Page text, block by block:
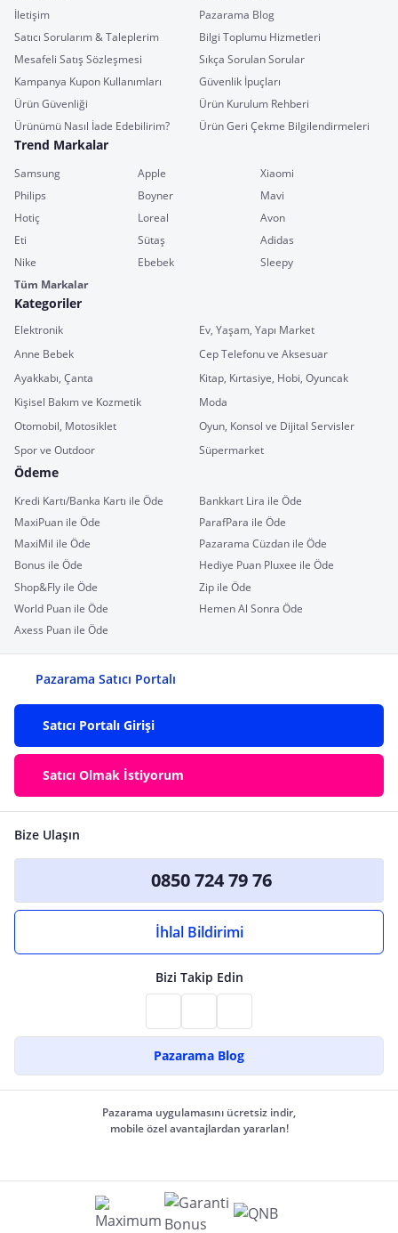
İletişim
Pazarama Blog
Satıcı Sorularım & Taleplerim
Bilgi Toplumu Hizmetleri
Mesafeli Satış Sözleşmesi
Sıkça Sorulan Sorular
Kampanya Kupon Kullanımları
Güvenlik İpuçları
Ürün Güvenliği
Ürün Kurulum Rehberi
Ürünümü Nasıl İade Edebilirim?
Ürün Geri Çekme Bilgilendirmeleri
Trend Markalar
Samsung Apple
Xiaomi
Philips
Boyner
Mavi
Hotiç
Loreal
Avon
Eti
Sütaş
Adidas
Nike
Ebebek
Sleepy
Tüm Markalar
Kategoriler
Elektronik
Ev, Yaşam, Yapı Market
Anne Bebek
Cep Telefonu ve Aksesuar
Ayakkabı, Çanta
Kitap, Kırtasiye, Hobi, Oyuncak
Kişisel Bakım ve Kozmetik
Moda
Otomobil, Motosiklet
Oyun, Konsol ve Dijital Servisler
Spor ve Outdoor
Süpermarket
Ödeme
Kredi Kartı/Banka Kartı ile Öde
Bankkart Lira ile Öde
MaxiPuan ile Öde
ParafPara ile Öde
MaxiMil ile Öde
Pazarama Cüzdan ile Öde
Bonus ile Öde
Hediye Puan Pluxee ile Öde
Shop&Fly ile Öde
Zip ile Öde
World Puan ile Öde
Hemen Al Sonra Öde
Axess Puan ile Öde
Pazarama Satıcı Portalı
Satıcı Portalı Girişi
Satıcı Olmak İstiyorum
Bize Ulaşın
0850 724 79 76
İhlal Bildirimi
Bizi Takip Edin
Pazarama Blog
Pazarama uygulamasını ücretsiz indir,
mobile özel avantajlardan yararlan!